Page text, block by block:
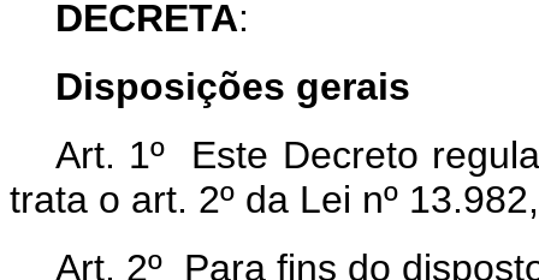
DECRETA:
Disposições gerais
Art. 1º Este Decreto
trata o art. 2º da Lei nº
Art. 2º Para fins do